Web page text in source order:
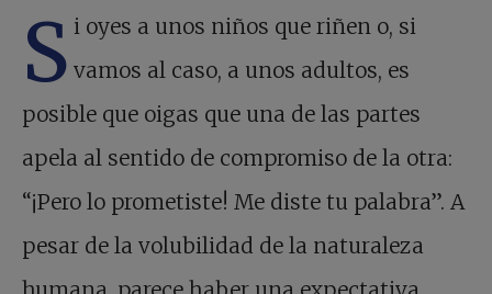
S i oyes a unos niños que riñen o, si
vamos al caso, a unos adultos, es
posible que oigas que una de las partes
apela al sentido de compromiso de la otra:
“¡Pero lo prometiste! Me diste tu palabra”. A
pesar de la volubilidad de la naturaleza